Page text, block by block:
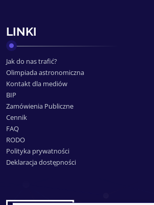
LINKI
Jak do nas trafić?
Olimpiada astronomiczna
Kontakt dla mediów
BIP
Zamówienia Publiczne
Cennik
FAQ
RODO
Polityka prywatności
Deklaracja dostępności